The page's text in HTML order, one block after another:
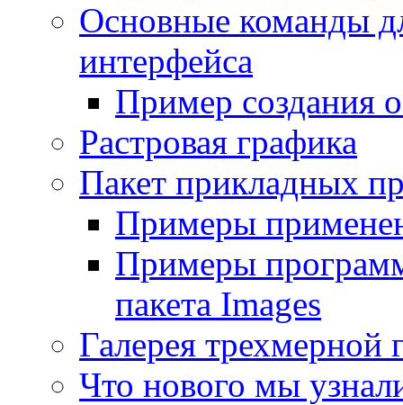
Основные команды
интерфейса
Пример создания
Растровая графика
Пакет прикладных
Примеры
Примеры
пакета Images
Галерея трехмерной
Что нового мы